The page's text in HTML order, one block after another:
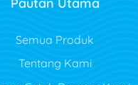
Semua Produk
Tentang Kami